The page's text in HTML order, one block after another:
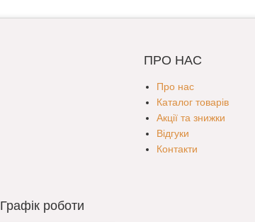
ПРО НАС
Про нас
Каталог товарів
Акції та знижки
Відгуки
Контакти
Графік роботи